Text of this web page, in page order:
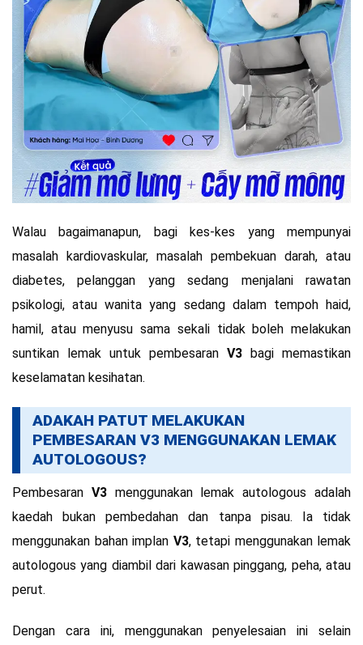
Walau bagaimanapun, bagi kes-kes yang mempunyai
masalah kardiovaskular, masalah pembekuan darah, atau
diabetes, pelanggan yang sedang menjalani rawatan
psikologi, atau wanita yang sedang dalam tempoh haid,
hamil, atau menyusu sama sekali tidak boleh melakukan
suntikan lemak untuk pembesaran V3 bagi memastikan
keselamatan kesihatan.
ADAKAH PATUT MELAKUKAN
PEMBESARAN V3 MENGGUNAKAN LEMAK
AUTOLOGOUS?
Pembesaran V3menggunakan lemak autologous adalah
kaedah bukan pembedahan dan tanpa pisau. Ia tidak
menggunakan bahan implan V3, tetapi menggunakan lemak
autologous yang diambil dari kawasan pinggang, peha, atau
perut.
Dengan cara ini, menggunakan penyelesaian ini selain